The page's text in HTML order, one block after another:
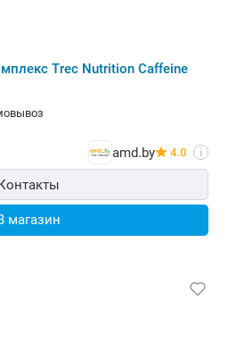
Trec Nutrition Caffeine
amd.by 4.0 i
магазин